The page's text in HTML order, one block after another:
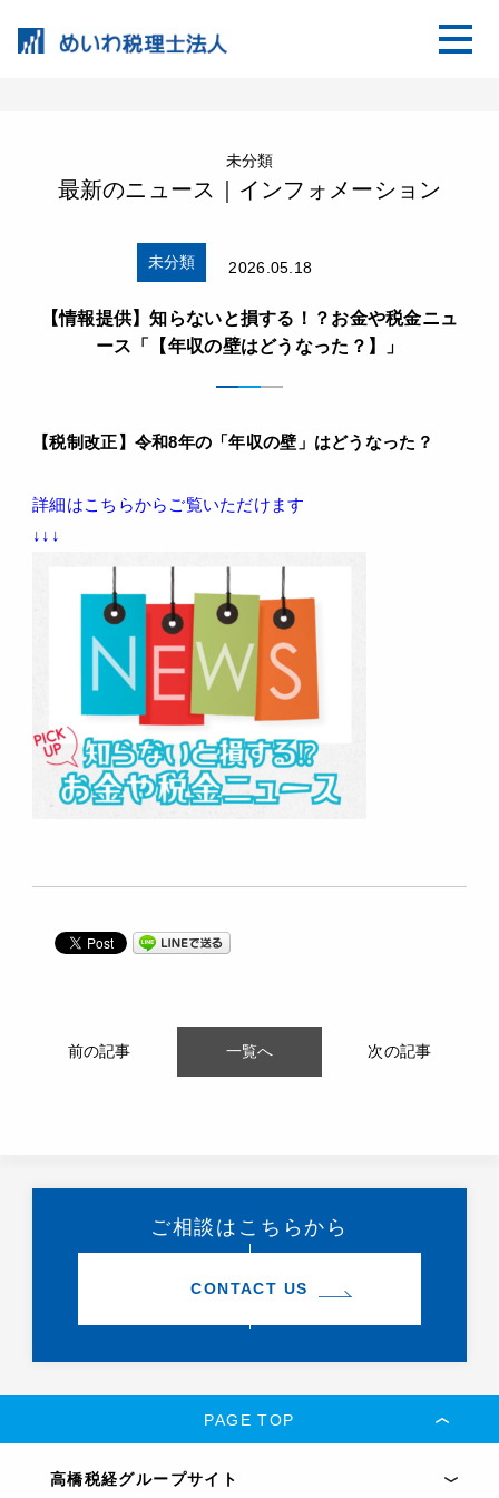
未分類
最新のニュース｜インフォメーション
未分類 2026.05.18
【情報提供】知らないと損する！？お金や税金ニュ
ース「【年収の壁はどうなった？】」
【税制改正】 令和8年の「年収の壁」はどうなった？
詳細はこちらからご覧いただけます
↓↓↓
前の記事 一覧へ 次の記事
ご相談はこちらから
CONTACT US
PAGE TOP
高橋税経グループサイト